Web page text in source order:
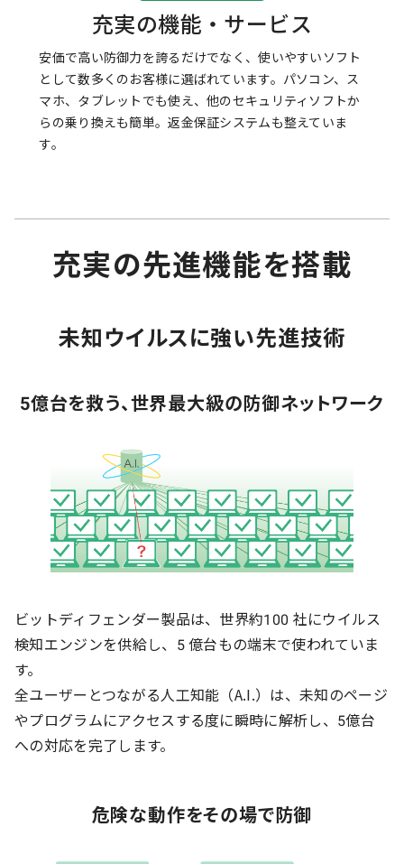
充実の機能・サービス
安価で高い防御力を誇るだけでなく、使いやすいソフト
として数多くのお客様に選ばれています。パソコン、ス
マホ、タブレットでも使え、他のセキュリティソフトか
らの乗り換えも簡単。返金保証システムも整えていま
す。
充実の先進機能を搭載
未知ウイルスに強い先進技術
5億台を救う、世界最大級の防御ネットワーク
ビットディフェンダー製品は、世界約100 社にウイルス
検知エンジンを供給し、5 億台もの端末で使われていま
す。
全ユーザーとつながる人工知能（A.I.）は、未知のページ
やプログラムにアクセスする度に瞬時に解析し、5億台
への対応を完了します。
危険な動作をその場で防御